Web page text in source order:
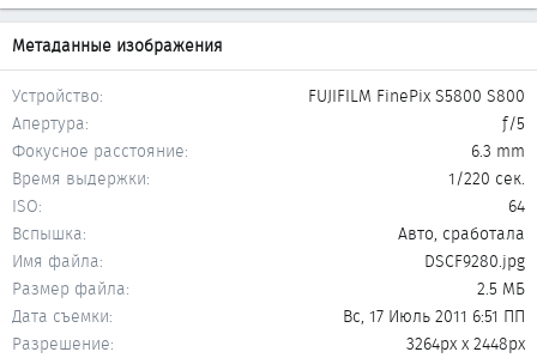
Метаданные изображения
Устройство
FUJIFILM FinePix S5800 S800
Апертура
ƒ/5
Фокусное расстояние
6.3 mm
Время выдержки
1/220 сек.
ISO
64
Вспышка
Авто, сработала
Имя файла
DSCF9280.jpg
Размер файла
2.5 МБ
Дата съемки
Вс, 17 Июль 2011 6:51 ПП
Разрешение
3264px x 2448px